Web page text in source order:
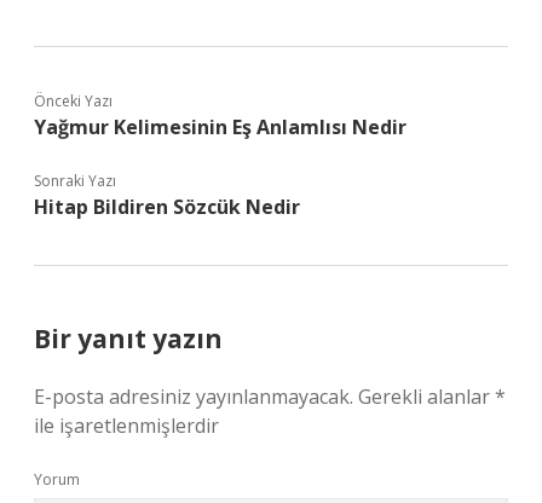
Önceki Yazı
Yağmur Kelimesinin Eş Anlamlısı Nedir
Sonraki Yazı
Hitap Bildiren Sözcük Nedir
Bir yanıt yazın
E-posta adresiniz yayınlanmayacak. Gerekli alanlar*
ile işaretlenmişlerdir
Yorum